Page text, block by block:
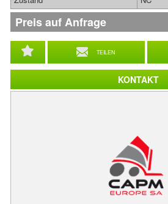
TEILEN
Preis auf Anfrage
KONTAKT